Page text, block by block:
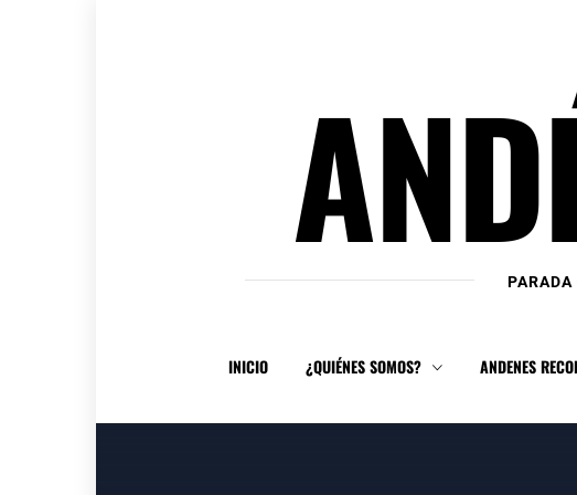
INICIO ¿QUIÉNES SOMOS? ANDENES